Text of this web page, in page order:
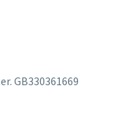
GB330361669